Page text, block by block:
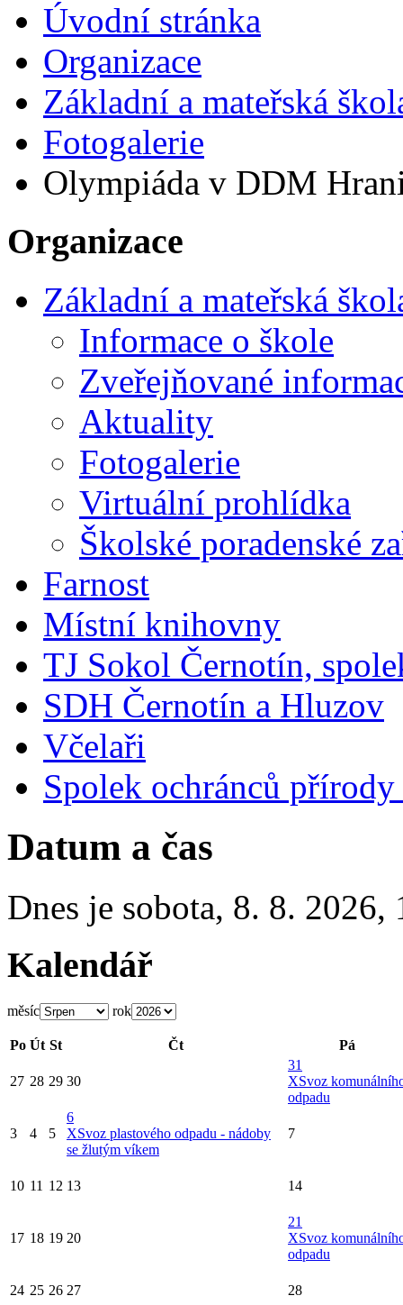
Úvodní stránka
Organizace
Základní a mateřská
Fotogalerie
Olympiáda v DDM
Organizace
Základní a mateřská
Informace o škole
Zveřejňované
Aktuality
Fotogalerie
Virtuální prohlídka
Školské poradenské
Farnost
Místní knihovny
TJ Sokol Černotín,
SDH Černotín a Hluzov
Včelaři
Spolek ochránců
Datum a čas
Dnes je sobota, 8. 8. 2026,
Kalendář
měsíc rok
Po Út St Čt Pá
27 28 29 30
31
XSvoz
odpadu
3 4 5
6
XSvoz plastového odpadu - nádoby
se žlutým víkem
7
10 11 12 13 14
17 18 19 20
21
XSvoz
odpadu
24 25 26 27 28